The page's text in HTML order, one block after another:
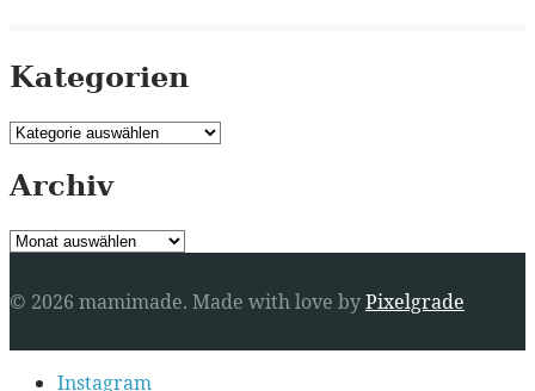
Kategorien
Kategorien
Archiv
Archiv
© 2026 mamimade. Made with love byPixelgrade
SecondaryInstagram